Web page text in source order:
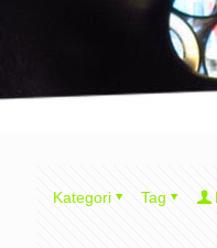
Kategori Tag